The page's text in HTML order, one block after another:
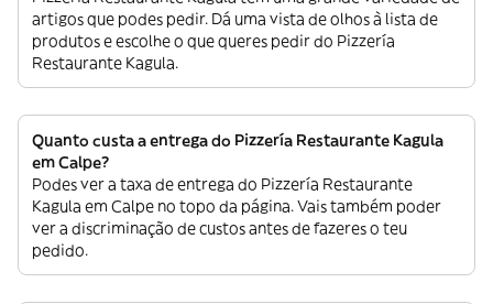
artigos que podes pedir. Dá uma vista de olhos à lista de
produtos e escolhe o que queres pedir do Pizzería
Restaurante Kagula.
Quanto custa a entrega do Pizzería Restaurante Kagula
em Calpe?
Podes ver a taxa de entrega do Pizzería Restaurante
Kagula em Calpe no topo da página. Vais também poder
ver a discriminação de custos antes de fazeres o teu
pedido.